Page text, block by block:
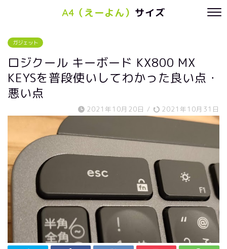
A4（えーよん） サイズ
ガジェット
ロジクール キーボード KX800 MX
KEYSを普段使いしてわかった良い点・
悪い点
2021年10月20日 / 2021年10月31日